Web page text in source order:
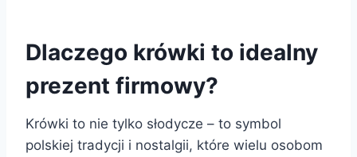
Dlaczego krówki to idealny
prezent firmowy?
Krówki to nie tylko słodycze – to symbol
polskiej tradycji i nostalgii, które wielu osobom